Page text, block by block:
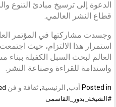
الدعوة إلى ترسيخ مبادئ
قطاع النشر العالمي.
وجسدت مشاركتها في المؤتمر
استمرار هذا الالتزام، حيث
العالم لبحث السبل الكفيلة ببناء
واستدامة للقراءة وصناعة النشر.
Posted in أدب, الرئيسية,ثقافة و فن
#الشيخة_بدور_القاسمى